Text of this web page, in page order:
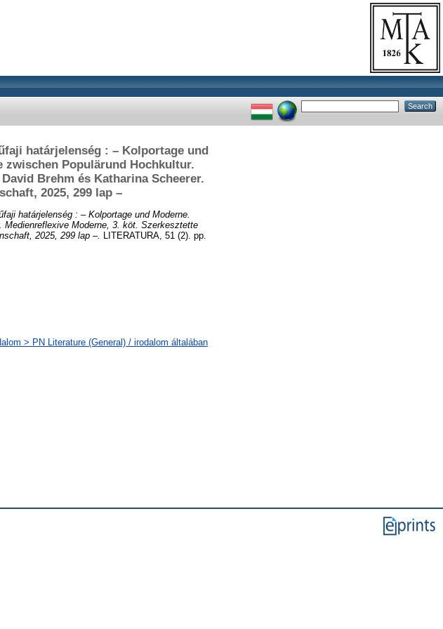
határjelenség : – Kolportage und
zwischen Populärund Hochkultur.
Brehm és Katharina Scheerer.
2025, 299 lap –
határjelenség : – Kolportage und Moderne.
Medienreflexive Moderne, 3. köt. Szerkesztette
2025, 299 lap –. LITERATURA, 51 (2). pp.
> PN Literature (General) / irodalom általában